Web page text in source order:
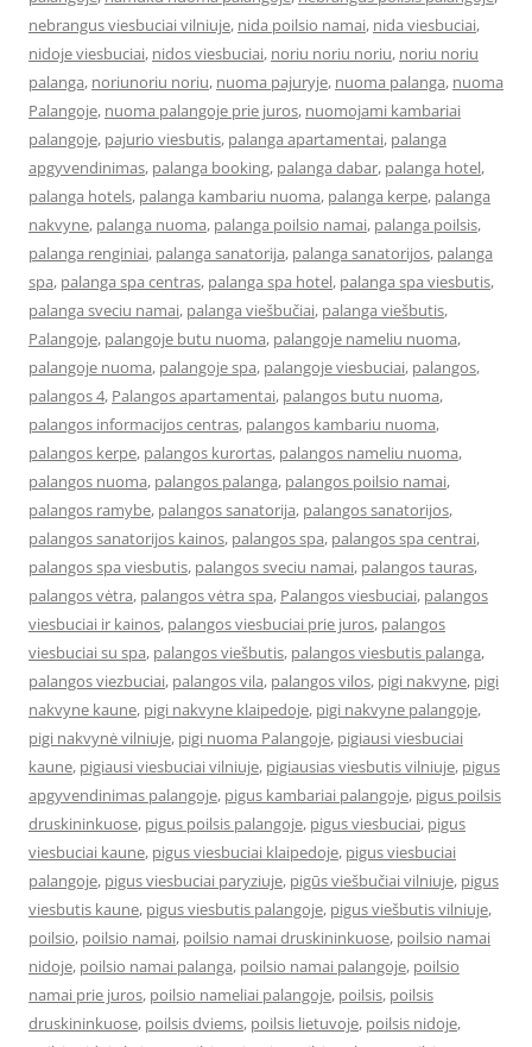
nebrangus viesbuciai vilniuje, nida poilsio namai, nida viesbuciai,
nidoje viesbuciai, nidos viesbuciai, noriu noriu noriu, noriu noriu
palanga, noriunoriu noriu, nuoma pajuryje, nuoma palanga, nuoma
Palangoje, nuoma palangoje prie juros, nuomojami kambariai
palangoje, pajurio viesbutis, palanga apartamentai, palanga
apgyvendinimas, palanga booking, palanga dabar, palanga hotel,
palanga hotels, palanga kambariu nuoma, palanga kerpe, palanga
nakvyne, palanga nuoma, palanga poilsio namai, palanga poilsis,
palanga renginiai, palanga sanatorija, palanga sanatorijos, palanga
spa, palanga spa centras, palanga spa hotel, palanga spa viesbutis,
palanga sveciu namai, palanga viešbučiai, palanga viešbutis,
Palangoje, palangoje butu nuoma, palangoje nameliu nuoma,
palangoje nuoma, palangoje spa, palangoje viesbuciai, palangos,
palangos 4, Palangos apartamentai, palangos butu nuoma,
palangos informacijos centras, palangos kambariu nuoma,
palangos kerpe, palangos kurortas, palangos nameliu nuoma,
palangos nuoma, palangos palanga, palangos poilsio namai,
palangos ramybe, palangos sanatorija, palangos sanatorijos,
palangos sanatorijos kainos, palangos spa, palangos spa centrai,
palangos spa viesbutis, palangos sveciu namai, palangos tauras,
palangos vėtra, palangos vėtra spa, Palangos viesbuciai, palangos
viesbuciai ir kainos, palangos viesbuciai prie juros, palangos
viesbuciai su spa, palangos viešbutis, palangos viesbutis palanga,
palangos viezbuciai, palangos vila, palangos vilos, pigi nakvyne, pigi
nakvyne kaune, pigi nakvyne klaipedoje, pigi nakvyne palangoje,
pigi nakvynė vilniuje, pigi nuoma Palangoje, pigiausi viesbuciai
kaune, pigiausi viesbuciai vilniuje, pigiausias viesbutis vilniuje, pigus
apgyvendinimas palangoje, pigus kambariai palangoje, pigus poilsis
druskininkuose, pigus poilsis palangoje, pigus viesbuciai, pigus
viesbuciai kaune, pigus viesbuciai klaipedoje, pigus viesbuciai
palangoje, pigus viesbuciai paryziuje, pigūs viešbučiai vilniuje, pigus
viesbutis kaune, pigus viesbutis palangoje, pigus viešbutis vilniuje,
poilsio, poilsio namai, poilsio namai druskininkuose, poilsio namai
nidoje, poilsio namai palanga, poilsio namai palangoje, poilsio
namai prie juros, poilsio nameliai palangoje, poilsis, poilsis
druskininkuose, poilsis dviems, poilsis lietuvoje, poilsis nidoje,